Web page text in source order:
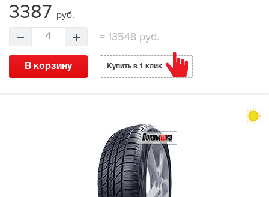
3387 руб.
4 = 13548 руб.
В корзину Купить в 1 клик